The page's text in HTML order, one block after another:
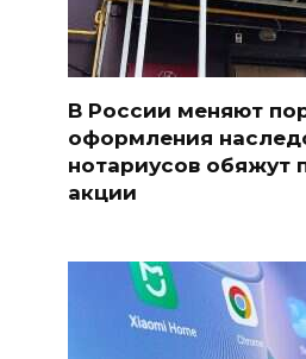
В России меняют
оформления
нотариусов обяжут
акции